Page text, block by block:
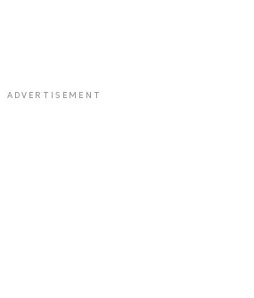
ADVERTISEMENT